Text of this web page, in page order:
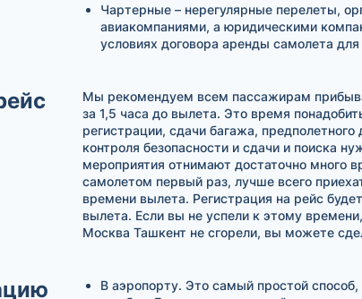
Чартерные – нерегулярные перелеты,
авиакомпаниями, а юридическими
условиях договора аренды самолета
Мы рекомендуем всем пассажирам
за 1,5 часа до вылета. Это время
регистрации, сдачи багажа,
контроля безопасности и сдачи и поиска
мероприятия отнимают достаточно много
самолетом первый раз, лучше всего
времени вылета. Регистрация на рейс
вылета. Если вы не успели к этому
Москва Ташкент не сгорели, вы можете
В аэропорту. Это самый простой